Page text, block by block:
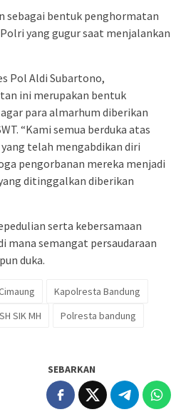
sebagai bentuk penghormatan
yang gugur saat menjalankan
Pol Aldi Subartono,
ini merupakan bentuk
para almarhum diberikan
“Kami semua berduka atas
telah mengabdikan diri
pengorbanan mereka menjadi
ditinggalkan diberikan
serta kebersamaan
mana semangat persaudaraan
duka.
Kapolresta Bandung
SIK MH
Polresta bandung
SEBARKAN